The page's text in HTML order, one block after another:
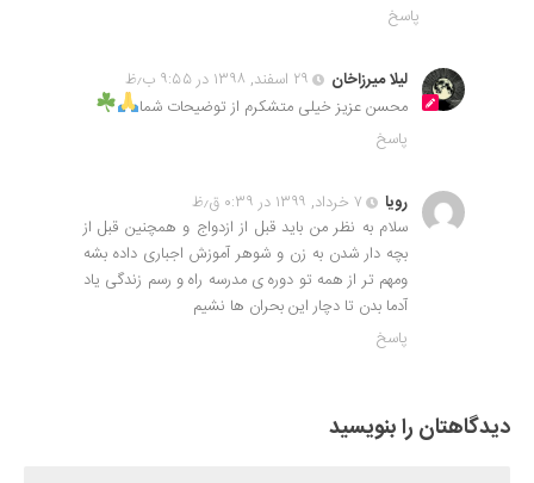
پاسخ
لیلا میرزاخان
۲۹ اسفند, ۱۳۹۸ در ۹:۵۵ ب٫ظ
محسن عزیز خیلی متشکرم از توضیحات شما
پاسخ
رویا
۷ خرداد, ۱۳۹۹ در ۰:۳۹ ق٫ظ
سلام به نظر من باید قبل از ازدواج و همچنین قبل از
بچه دار شدن به زن و شوهر آموزش اجباری داده بشه
ومهم تر از همه تو دوره ی مدرسه راه و رسم زندگی یاد
آدما بدن تا دچار این بحران ها نشیم
پاسخ
دیدگاهتان را بنویسید